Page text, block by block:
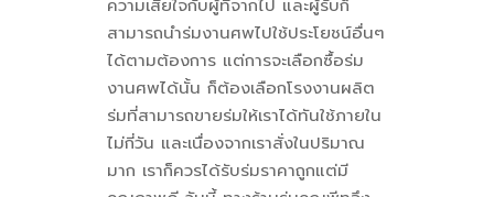
ความเสียใจกับผู้ที่จากไป และผู้รับก็
สามารถนำร่มงานศพไปใช้ประโยชน์อื่นๆ
ได้ตามต้องการ แต่การจะเลือกซื้อร่ม
งานศพได้นั้น ก็ต้องเลือกโรงงานผลิต
ร่มที่สามารถขายร่มให้เราได้ทันใช้ภายใน
ไม่กี่วัน และเนื่องจากเราสั่งในปริมาณ
มาก เราก็ควรได้รับร่มราคาถูกแต่มี